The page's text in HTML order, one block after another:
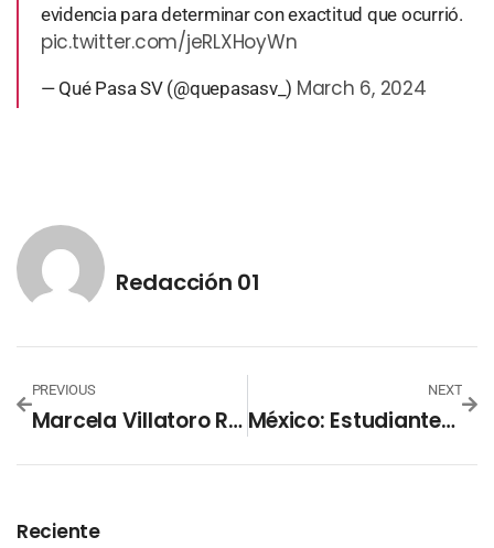
evidencia para determinar con exactitud que ocurrió.
pic.twitter.com/jeRLXHoyWn
— Qué Pasa SV (@quepasasv_) March 6, 2024
Redacción 01
PREVIOUS
Marcela Villatoro Revela Desigualdad En Competencia Electoral
NEXT
México: Estudiantes Derriban Puerta De Palacio Presidencial
Reciente